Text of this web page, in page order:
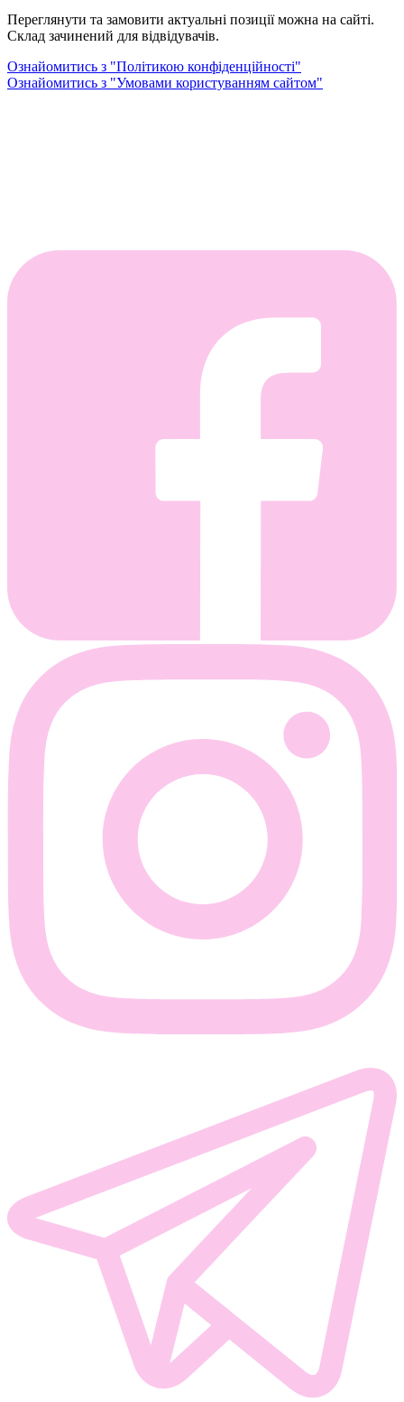
Переглянути та замовити актуальні позиції можна на сайті.
Склад зачинений для відвідувачів.
Ознайомитись з "Політикою конфіденційності"
Ознайомитись з "Умовами користуванням сайтом"